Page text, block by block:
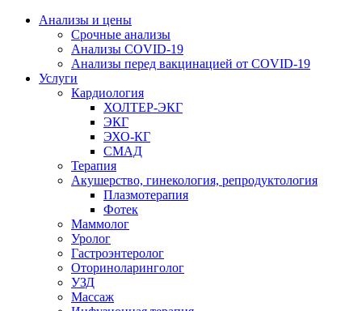
Анализы и цены
Срочные анализы
Анализы COVID-19
Анализы перед вакцинацией от COVID-19
Услуги
Кардиология
ХОЛТЕР-ЭКГ
ЭКГ
ЭХО-КГ
СМАД
Терапия
Акушерство, гинекология, репродуктология
Плазмотерапия
Фотек
Маммолог
Уролог
Гастроэнтеролог
Оториноларинголог
УЗД
Массаж